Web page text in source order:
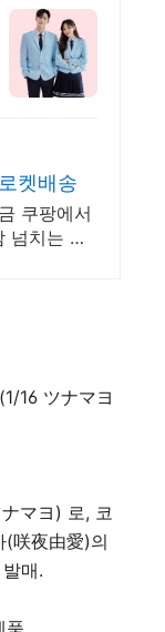
켓배송
쿠팡에서
넘치는 피
16 ツナマヨ
マヨ) 로, 코
咲夜由愛)의
매.
.